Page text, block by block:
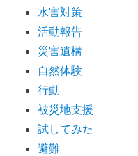
水害対策
活動報告
災害遺構
自然体験
行動
被災地支援
試してみた
避難